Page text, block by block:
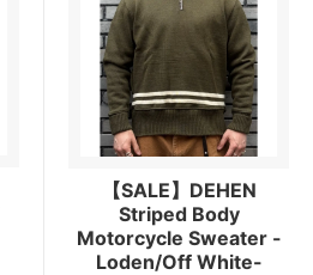
【SALE】DEHEN
Striped Body
Motorcycle Sweater -
Loden/Off White-